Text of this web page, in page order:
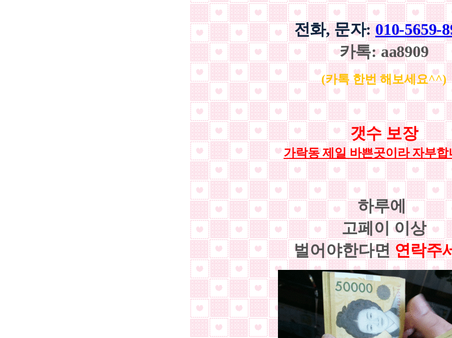
전화, 문자:010-5659-
카톡: aa8909
(카톡 한번 해보세요^^)
갯수 보장
가락동 제일 바쁜곳이라 자부
하루에
고페이 이상
벌어야한다면연락주